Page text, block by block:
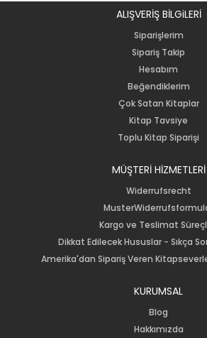
ALIŞVERİŞ BİLGiLERİ
Siparişlerim
Sipariş Takip
Hesabım
Beğendiklerim
Çok Satan Kitaplar
Kitap Tavsiye
Toplu Kitap Siparişi
MÜŞTERİ HİZMETLERİ
Widerrufsrecht
Kargo ve Teslimat
Dikkat Edilecek Hususlar - Sıkça
Amerika'dan Sipariş Veren
KURUMSAL
Blog
Hakkımızda